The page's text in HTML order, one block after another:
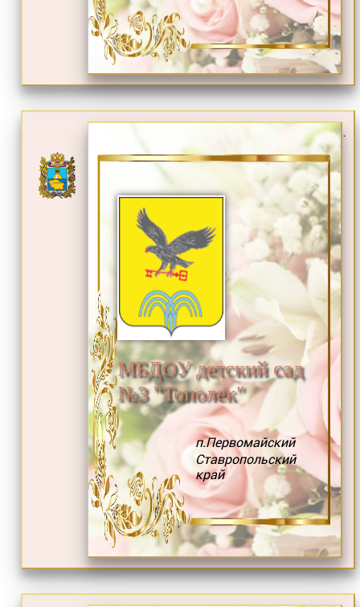
.
МБДОУ детский сад
№3 "Тополек"
п.Первомайский
Ставропольский
край